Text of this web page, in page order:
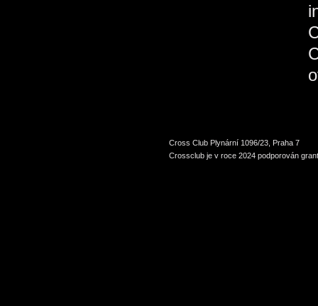
Cross Club Plynární 1096/23, Praha 7
Crossclub je v roce 2024 podporován